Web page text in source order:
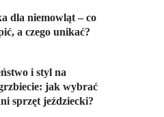
dla niemowląt – co
a czego unikać?
i styl na
jak wybrać
sprzęt jeździecki?